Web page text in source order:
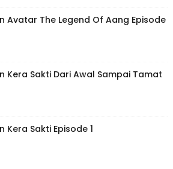
Avatar The Legend Of Aang Episode
Kera Sakti Dari Awal Sampai Tamat
Kera Sakti Episode 1